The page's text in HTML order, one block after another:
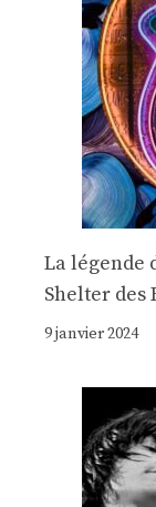
La légende
Shelter des
9 janvier 2024